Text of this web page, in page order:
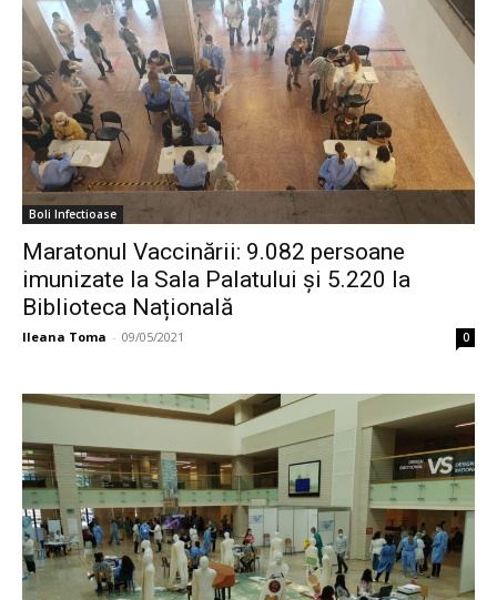
Boli Infectioase
Maratonul Vaccinării: 9.082 persoane
imunizate la Sala Palatului și 5.220 la
Biblioteca Națională
Ileana Toma - 09/05/2021 0